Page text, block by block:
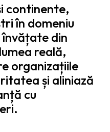
continente,
în domeniu
din
reală,
organizațiile
și aliniază
cu